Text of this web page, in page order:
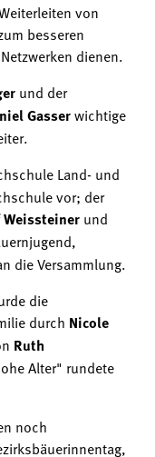
von
besseren
dienen.
und der
Gasserwichtige
Land- und
vor; der
Weissteiner und
die Versammlung.
die
durch Nicole
Ruth
Alter" rundete
noch